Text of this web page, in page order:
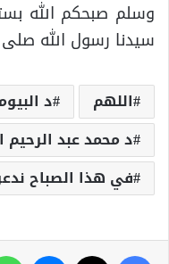
وسلم صبحكم الله
سيدنا رسول الله
اللهم
د
د محمد عبد الرحيم
في هذا الصباح